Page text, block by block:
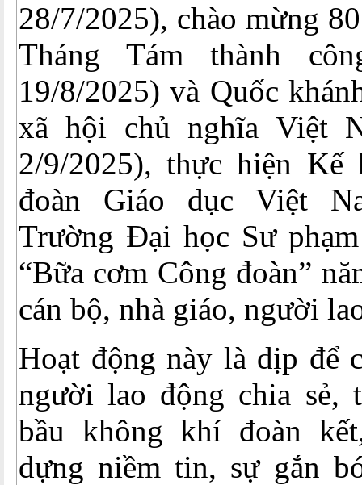
28/7/2025), chào mừng
Tháng Tám thành
19/8/2025) và Quốc
xã hội chủ nghĩa Việt
2/9/2025), thực hiện Kế
đoàn Giáo dục Việt
Trường Đại học Sư
“Bữa cơm Công đoàn”
cán bộ, nhà giáo, người
Hoạt động này là dịp để
người lao động chia sẻ,
bầu không khí đoàn
dựng niềm tin, sự gắn